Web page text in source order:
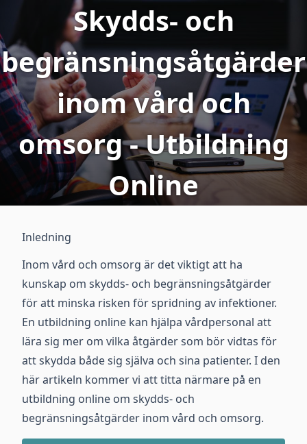
Skydds- och
begränsningsåtgärder
inom vård och
omsorg - Utbildning
Online
Inledning
Inom vård och omsorg är det viktigt att ha
kunskap om skydds- och begränsningsåtgärder
för att minska risken för spridning av infektioner.
En utbildning online kan hjälpa vårdpersonal att
lära sig mer om vilka åtgärder som bör vidtas för
att skydda både sig själva och sina patienter. I den
här artikeln kommer vi att titta närmare på en
utbildning online om skydds- och
begränsningsåtgärder inom vård och omsorg.